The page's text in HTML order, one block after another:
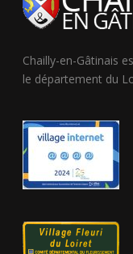
Chailly-en-Gâtinais
le département du